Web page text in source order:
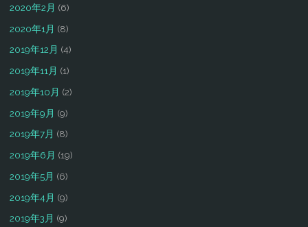
2020年2月 (6)
2020年1月 (8)
2019年12月 (4)
2019年11月 (1)
2019年10月 (2)
2019年9月 (9)
2019年7月 (8)
2019年6月 (19)
2019年5月 (6)
2019年4月 (9)
2019年3月 (9)